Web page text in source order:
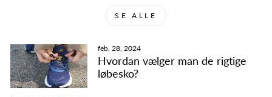
SE ALLE
feb. 28, 2024
Hvordan vælger man de rigtige
løbesko?